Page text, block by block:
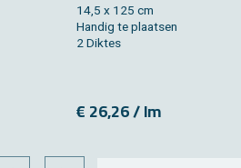
14,5 x 125 cm
Han­dig te plaat­sen
2 Dik­tes
€ 26,26 / lm